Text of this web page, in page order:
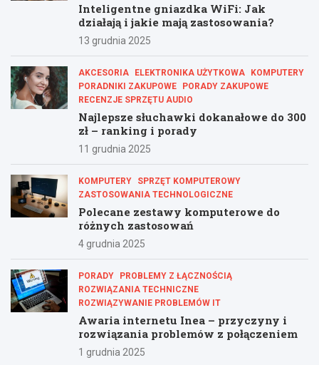
Inteligentne gniazdka WiFi: Jak
działają i jakie mają zastosowania?
13 grudnia 2025
AKCESORIA ELEKTRONIKA UŻYTKOWA
KOMPUTERY
PORADNIKI ZAKUPOWE
PORADY ZAKUPOWE
RECENZJE SPRZĘTU AUDIO
Najlepsze słuchawki dokanałowe do 300
zł – ranking i porady
11 grudnia 2025
KOMPUTERY
SPRZĘT KOMPUTEROWY
ZASTOSOWANIA TECHNOLOGICZNE
Polecane zestawy komputerowe do
różnych zastosowań
4 grudnia 2025
PORADY
PROBLEMY Z ŁĄCZNOŚCIĄ
ROZWIĄZANIA TECHNICZNE
ROZWIĄZYWANIE PROBLEMÓW IT
Awaria internetu Inea – przyczyny i
rozwiązania problemów z połączeniem
1 grudnia 2025